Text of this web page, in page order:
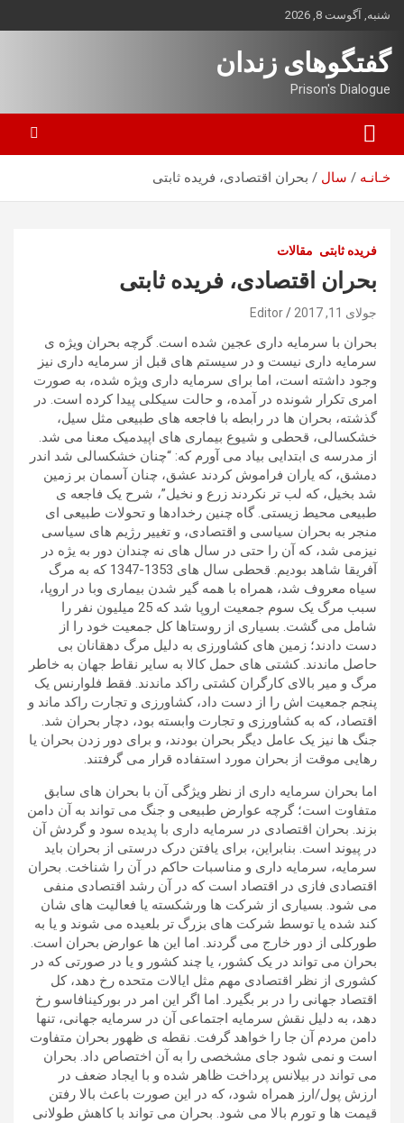
بروید
شنبه, آگوست 8, 2026
گفتگوهای زندان
Prison's Dialogue
خـانـه سال بحران اقتصادی، فریده ثابتی
فریده ثابتی مقالات
بحران اقتصادی، فریده ثابتی
جولای 11, 2017 Editor
بحران با سرمایه داری عجین شده است. گرچه بحران ویژه ی
سرمایه داری نیست و در سیستم های قبل از سرمایه داری نیز
وجود داشته است، اما برای سرمایه داری ویژه شده، به صورت
امری تکرار شونده در آمده، و حالت سیکلی پیدا کرده است. در
گذشته، بحران ها در رابطه با فاجعه های طبیعی مثل سیل،
خشکسالی، قحطی و شیوع بیماری های اپیدمیک معنا می شد.
از مدرسه ی ابتدایی بیاد می آورم که: “چنان خشکسالی شد اندر
دمشق، که یاران فراموش کردند عشق، چنان آسمان بر زمین
شد بخیل، که لب تر نکردند زرع و نخیل”، شرح یک فاجعه ی
طبیعی محیط زیستی. گاه چنین رخدادها و تحولات طبیعی ای
منجر به بحران سیاسی و اقتصادی، و تغییر رژیم های سیاسی
نیزمی شد، که آن را حتی در سال های نه چندان دور به یژه در
آفریقا شاهد بودیم. قحطی سال های 1353-1347 که به مرگ
سیاه معروف شد، همراه با همه گیر شدن بیماری وبا در اروپا،
سبب مرگ یک سوم جمعیت اروپا شد که 25 میلیون نفر را
شامل می گشت. بسیاری از روستاها کل جمعیت خود را از
دست دادند؛ زمین های کشاورزی به دلیل مرگ دهقانان بی
حاصل ماندند. کشتی های حمل کالا به سایر نقاط جهان به خاطر
مرگ و میر بالای کارگران کشتی راکد ماندند. فقط فلوارنس یک
پنجم جمعیت اش را از دست داد، کشاورزی و تجارت راکد ماند و
اقتصاد، که به کشاورزی و تجارت وابسته بود، دچار بحران شد.
جنگ ها نیز یک عامل دیگر بحران بودند، و برای دور زدن بحران یا
رهایی موقت از بحران مورد استفاده قرار می گرفتند.
اما بحران سرمایه داری از نظر ویژگی آن با بحران های سابق
متفاوت است؛ گرچه عوارض طبیعی و جنگ می تواند به آن دامن
بزند. بحران اقتصادی در سرمایه داری با پدیده سود و گردش آن
در پیوند است. بنابراین، برای یافتن درک درستی از بحران باید
سرمایه، سرمایه داری و مناسبات حاکم در آن را شناخت. بحران
اقتصادی فازی در اقتصاد است که در آن رشد اقتصادی منفی
می شود. بسیاری از شرکت ها ورشکسته یا فعالیت های شان
کند شده یا توسط شرکت های بزرگ تر بلعیده می شوند و یا به
طورکلی از دور خارج می گردند. اما این ها عوارض بحران است.
بحران می تواند در یک کشور، یا چند کشور و یا در صورتی که در
کشوری از نظر اقتصادی مهم مثل ایالات متحده رخ دهد، کل
اقتصاد جهانی را در بر بگیرد. اما اگر این امر در بورکینافاسو رخ
دهد، به دلیل نقش سرمایه اجتماعی آن در سرمایه جهانی، تنها
دامن مردم آن جا را خواهد گرفت. نقطه ی ظهور بحران متفاوت
است و نمی شود جای مشخصی را به آن اختصاص داد. بحران
می تواند در بیلانس پرداخت ظاهر شده و با ایجاد ضعف در
ارزش پول/ارز همراه شود، که در این صورت باعث بالا رفتن
قیمت ها و تورم بالا می شود. بحران می تواند با کاهش طولانی